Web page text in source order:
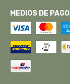
MEDIOS DE PAGO